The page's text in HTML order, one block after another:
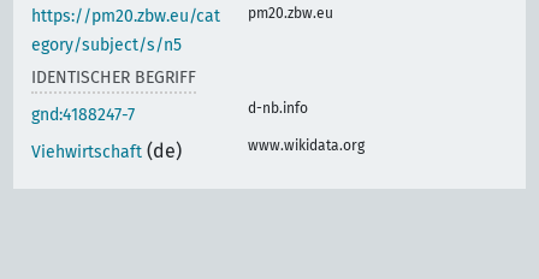
https://pm20.zbw.eu/cat
egory/subject/s/n5
pm20.zbw.eu
IDENTISCHER BEGRIFF
gnd:4188247-7
d-nb.info
Viehwirtschaft (de) www.wikidata.org